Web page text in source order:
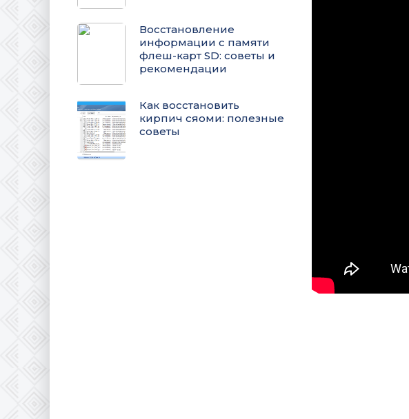
Восстановление
информации с памяти
флеш-карт SD: советы и
рекомендации
Как восстановить
кирпич сяоми: полезные
советы